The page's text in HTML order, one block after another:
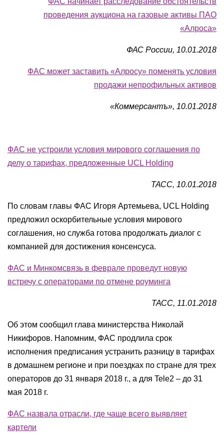
проведения аукциона на газовые активы ПАО
«Алроса»
ФАС России, 10.01.2018
ФАС может заставить «Алросу» поменять условия
продажи непрофильных активов
«Коммерсантъ», 10.01.2018
ФАС не устроили условия мирового соглашения по
делу о тарифах, предложенные UCL Holding
ТАСС, 10.01.2018
По словам главы ФАС Игоря Артемьева, UCL Holding
предложил оскорбительные условия мирового
соглашения, но служба готова продолжать диалог с
компанией для достижения консенсуса.
ФАС и Минкомсвязь в феврале проведут новую
встречу с операторами по отмене роуминга
ТАСС, 11.01.2018
Об этом сообщил глава министерства Николай
Никифоров. Напомним, ФАС продлила срок
исполнения предписания устранить разницу в тарифах
в домашнем регионе и при поездках по стране для трех
операторов до 31 января 2018 г., а для Tele2 – до 31
мая 2018 г.
ФАС назвала отрасли, где чаще всего выявляет
картели